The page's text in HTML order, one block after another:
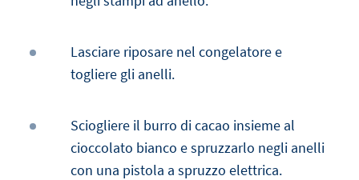
Lasciare riposare nel congelatore e
togliere gli anelli.
Sciogliere il burro di cacao insieme al
cioccolato bianco e spruzzarlo negli anelli
con una pistola a spruzzo elettrica.